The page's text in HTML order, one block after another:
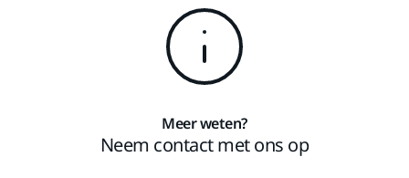
Meer weten?
Neem contact met ons op